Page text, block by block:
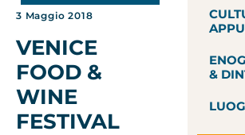
3 Maggio 2018
VENICE
FOOD &
WINE
FESTIVAL
&